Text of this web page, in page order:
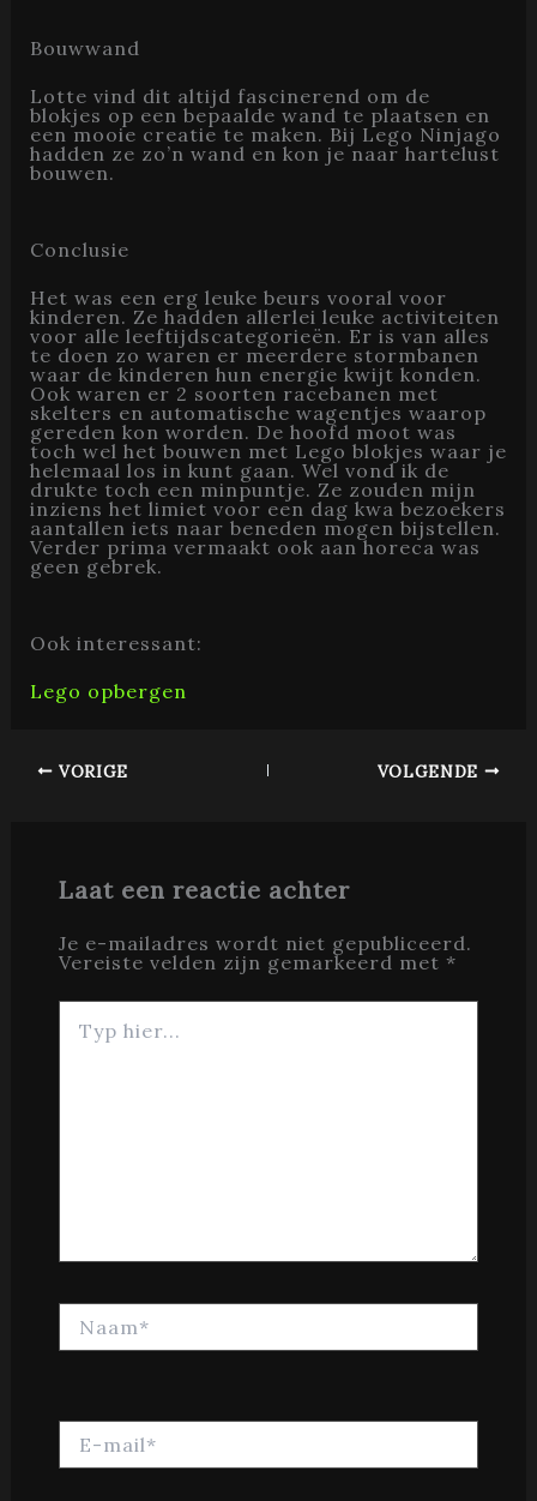
Bouwwand
Lotte vind dit altijd fascinerend om de
blokjes op een bepaalde wand te plaatsen en
een mooie creatie te maken. Bij Lego Ninjago
hadden ze zo’n wand en kon je naar hartelust
bouwen.
Conclusie
Het was een erg leuke beurs vooral voor
kinderen. Ze hadden allerlei leuke activiteiten
voor alle leeftijdscategorieën. Er is van alles
te doen zo waren er meerdere stormbanen
waar de kinderen hun energie kwijt konden.
Ook waren er 2 soorten racebanen met
skelters en automatische wagentjes waarop
gereden kon worden. De hoofd moot was
toch wel het bouwen met Lego blokjes waar je
helemaal los in kunt gaan. Wel vond ik de
drukte toch een minpuntje. Ze zouden mijn
inziens het limiet voor een dag kwa bezoekers
aantallen iets naar beneden mogen bijstellen.
Verder prima vermaakt ook aan horeca was
geen gebrek.
Ook interessant:
Lego opbergen
VORIGE VOLGENDE
Laat een reactie achter
Je e-mailadres wordt niet gepubliceerd.
Vereiste velden zijn gemarkeerd met *
hier...
mail*